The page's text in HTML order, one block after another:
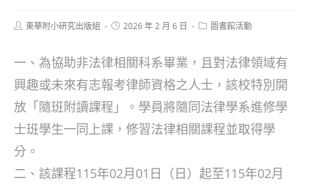
Post東華附小研究出版組
Post2026 年 2 月 6 日
Post圖書館活動
一、為協助非法律相關科系畢業，且對法律領域有
興趣或未來有志報考律師資格之人士，該校特別開
放「隨班附讀課程」。學員將隨同法律學系進修學
士班學生一同上課，修習法律相關課程並取得學
分。
二、該課程115年02月01日（日）起至115年02月